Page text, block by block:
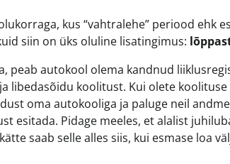
kus “vahtralehe” periood ehk
siin on üks oluline lisatingimus:
peab autokool olema kandnud
libedasõidu koolitust. Kui olete
oma autokooliga ja paluge neil
esitada. Pidage meeles, et alalist
saab selle alles siis, kui esmase loa